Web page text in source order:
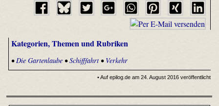
Kategorien, Themen und Rubriken
•Die Gartenlaube•Schifffahrt• Verkehr
• Auf epilog.de am 24. August 2016 veröffentlicht